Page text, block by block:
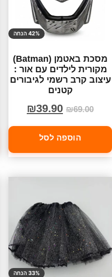
42% הנחה
מסכת באטמן (Batman)
מקורית לילדים עם אור :
עיצוב קרב רשמי לגיבורים
קטנים
₪69.00
₪39.90
הוספה לסל
33% הנחה